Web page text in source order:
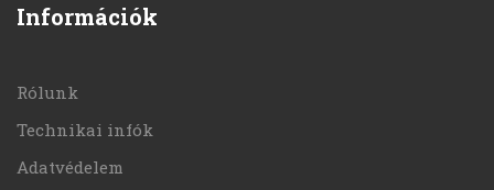
Információk
Rólunk
Technikai infók
Adatvédelem